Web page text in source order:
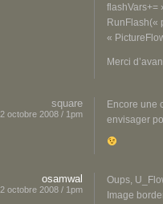
flashVars+=
RunFlash(«
«
Merci
square
2 octobre 2008 / 1pm
Encore une
envisager
osamwal
2 octobre 2008 / 1pm
Oups,
Image